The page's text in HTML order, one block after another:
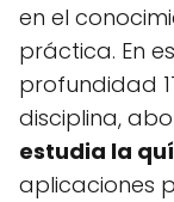
en el
práctica. En
profundidad
disciplina,
estudia la
aplicaciones